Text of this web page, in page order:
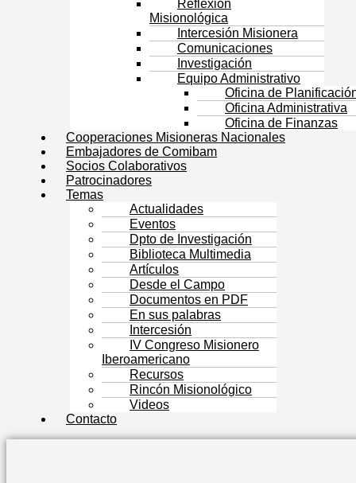
Reflexión
Misionológica
Intercesión Misionera
Comunicaciones
Investigación
Equipo Administrativo
Oficina de
Oficina Administrativa
Oficina de Finanzas
Cooperaciones Misioneras Nacionales
Embajadores de Comibam
Socios Colaborativos
Patrocinadores
Temas
Actualidades
Eventos
Dpto de Investigación
Biblioteca Multimedia
Artículos
Desde el Campo
Documentos en PDF
En sus palabras
Intercesión
IV Congreso Misionero
Iberoamericano
Recursos
Rincón Misionológico
Videos
Contacto